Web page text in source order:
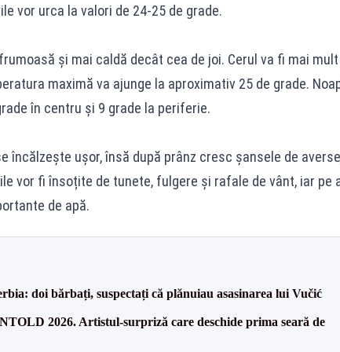
vor urca la valori de 24-25 de grade.
și mai caldă decât cea de joi. Cerul va fi mai
maximă va ajunge la aproximativ 25 de grade.
în centru și 9 grade la periferie.
încălzește ușor, însă după prânz cresc șansele de
vor fi însoțite de tunete, fulgere și rafale de vânt, iar pe
de apă.
doi bărbați, suspectați că plănuiau asasinarea lui Vučić
2026. Artistul-surpriză care deschide prima seară de